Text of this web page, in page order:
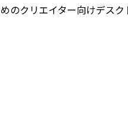
めのクリエイター向けデスク